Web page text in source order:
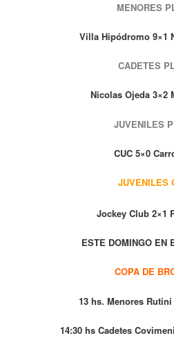
MENORES
Villa Hipódromo 9×1
CADETES
Nicolas Ojeda 3×2
JUVENILES
CUC 5×0
JUVENILES
Jockey Club 2×1
ESTE DOMINGO EN
COPA DE
13 hs. Menores
14:30 hs Cadetes